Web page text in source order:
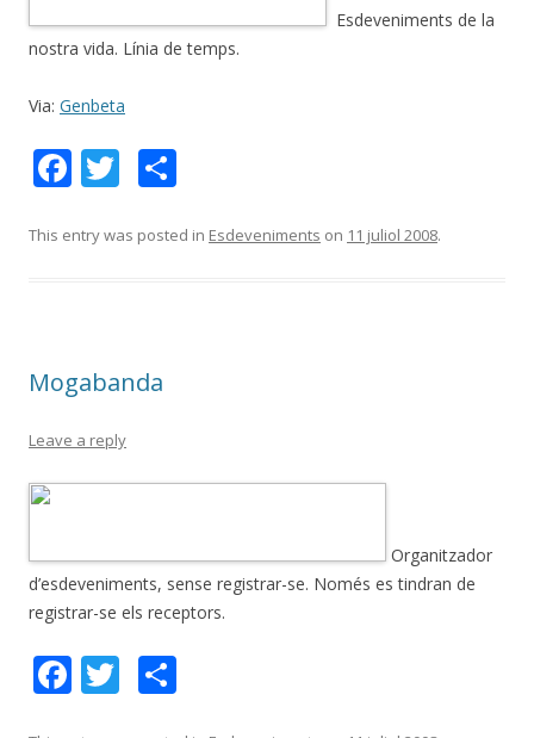
Esdeveniments de la
nostra vida. Línia de temps.
Via: Genbeta
F
e
k
T
itt m
This entry was posted in Esdeveniments on 11 juliol 2008.
Mogabanda
Leave a reply
Organitzador
d’esdeveniments, sense registrar-se. Només es tindran de
registrar-se els receptors.
F T